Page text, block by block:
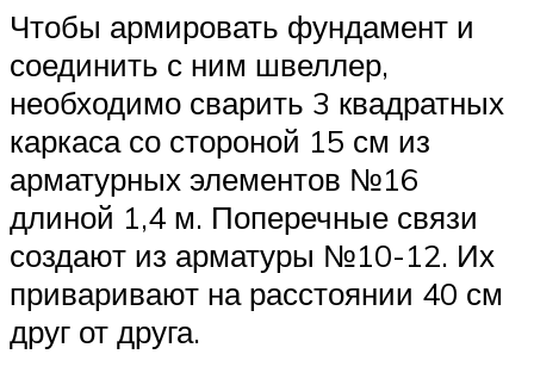
Чтобы армировать фундамент и
соединить с ним швеллер,
необходимо сварить 3 квадратных
каркаса со стороной 15 см из
арматурных элементов №16
длиной 1,4 м. Поперечные связи
создают из арматуры №10-12. Их
приваривают на расстоянии 40 см
друг от друга.